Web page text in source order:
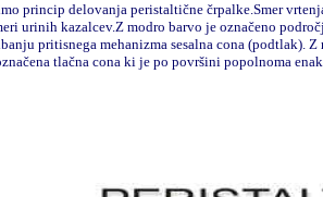
princip delovanja peristaltične črpalke.Smer
urinih kazalcev.Z modro barvo je označeno
pritisnega mehanizma sesalna cona (podtlak). Z
tlačna cona ki je po površini popolnoma